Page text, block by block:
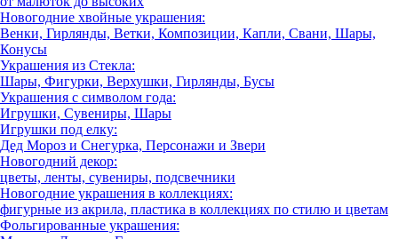
Новогодние хвойные украшения:
Венки, Гирлянды, Ветки, Композиции, Капли, Свани, Шары,
Конусы
Украшения из Стекла:
Шары, Фигурки, Верхушки, Гирлянды, Бусы
Украшения с символом года:
Игрушки, Сувениры, Шары
Игрушки под елку:
Дед Мороз и Снегурка, Персонажи и Звери
Новогодний декор:
цветы, ленты, сувениры, подсвечники
Новогодние украшения в коллекциях:
фигурные из акрила, пластика в коллекциях по стилю и цветам
Фольгированные украшения: